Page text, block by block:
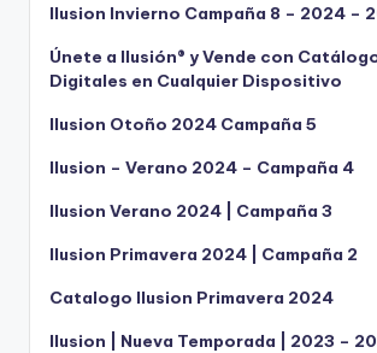
Ilusion Invierno Campaña 8 – 2024 –
Únete a Ilusión® y Vende con
Digitales en Cualquier Dispositivo
Ilusion Otoño 2024 Campaña 5
Ilusion – Verano 2024 – Campaña 4
Ilusion Verano 2024 | Campaña 3
Ilusion Primavera 2024 | Campaña 2
Catalogo Ilusion Primavera 2024
Ilusion | Nueva Temporada | 2023 –